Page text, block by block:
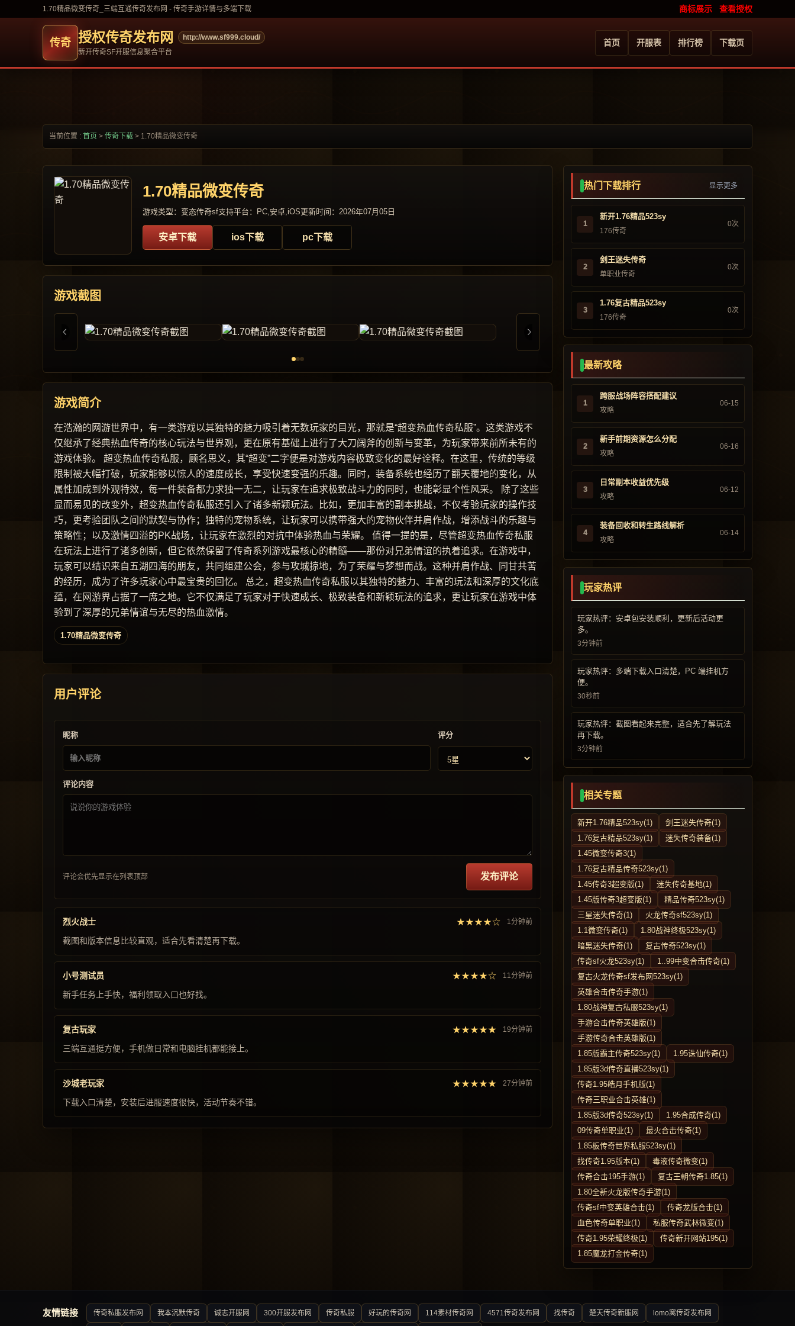
1.70精品微变传奇_三端互通传奇发布网 - 传奇手游详情与多端下载 商标展示 查看授权
授权传奇发布网
http://www.sf999.cloud/
新开传奇SF开服信息聚合平台
首页 开服表 排行榜 下载页
当前位置 : 首页 > 传奇下载 > 1.70精品微变传奇
1.70精品微变传奇
游戏类型：变态传奇sf支持平台：PC,安卓,iOS更新时间：2026年07月05日
安卓下载 ios下载 pc下载
游戏截图
游戏简介
在浩瀚的网游世界中，有一类游戏以其独特的魅力吸引着无数玩家的目光，那就是“超变热血传奇私服”。这类游戏不
仅继承了经典热血传奇的核心玩法与世界观，更在原有基础上进行了大刀阔斧的创新与变革，为玩家带来前所未有的
游戏体验。 超变热血传奇私服，顾名思义，其“超变”二字便是对游戏内容极致变化的最好诠释。在这里，传统的等级
限制被大幅打破，玩家能够以惊人的速度成长，享受快速变强的乐趣。同时，装备系统也经历了翻天覆地的变化，从
属性加成到外观特效，每一件装备都力求独一无二，让玩家在追求极致战斗力的同时，也能彰显个性风采。 除了这些
显而易见的改变外，超变热血传奇私服还引入了诸多新颖玩法。比如，更加丰富的副本挑战，不仅考验玩家的操作技
巧，更考验团队之间的默契与协作；独特的宠物系统，让玩家可以携带强大的宠物伙伴并肩作战，增添战斗的乐趣与
策略性；以及激情四溢的PK战场，让玩家在激烈的对抗中体验热血与荣耀。 值得一提的是，尽管超变热血传奇私服
在玩法上进行了诸多创新，但它依然保留了传奇系列游戏最核心的精髓——那份对兄弟情谊的执着追求。在游戏中，
玩家可以结识来自五湖四海的朋友，共同组建公会，参与攻城掠地，为了荣耀与梦想而战。这种并肩作战、同甘共苦
的经历，成为了许多玩家心中最宝贵的回忆。 总之，超变热血传奇私服以其独特的魅力、丰富的玩法和深厚的文化底
蕴，在网游界占据了一席之地。它不仅满足了玩家对于快速成长、极致装备和新颖玩法的追求，更让玩家在游戏中体
验到了深厚的兄弟情谊与无尽的热血激情。
1.70精品微变传奇
用户评论
昵称 评分
评论内容
评论会优先显示在列表顶部 发布评论
烈火战士 ★★★★☆ 1分钟前
截图和版本信息比较直观，适合先看清楚再下载。
小号测试员 ★★★★☆ 11分钟前
新手任务上手快，福利领取入口也好找。
复古玩家 ★★★★★ 19分钟前
三端互通挺方便，手机做日常和电脑挂机都能接上。
沙城老玩家 ★★★★★ 27分钟前
下载入口清楚，安装后进服速度很快，活动节奏不错。
热门下载排行 显示更多
1
新开1.76精品523sy
176传奇
0次
2
剑王迷失传奇
单职业传奇
0次
3
1.76复古精品523sy
176传奇
0次
最新攻略
1
跨服战场阵容搭配建议
攻略
06-15
2
新手前期资源怎么分配
攻略
06-16
3
日常副本收益优先级
攻略
06-12
4
装备回收和转生路线解析
攻略
06-14
玩家热评
玩家热评：安卓包安装顺利，更新后活动更
多。
3分钟前
玩家热评：多端下载入口清楚，PC 端挂机方
便。
30秒前
玩家热评：截图看起来完整，适合先了解玩法
再下载。
3分钟前
相关专题
新开1.76精品523sy(1)
剑王迷失传奇(1)
1.76复古精品523sy(1)
迷失传奇装备(1)
1.45微变传奇3(1)
1.76复古精品传奇523sy(1)
1.45传奇3超变版(1)
迷失传奇基地(1)
1.45版传奇3超变版(1)
精品传奇523sy(1)
三星迷失传奇(1)
火龙传奇sf523sy(1)
1.1微变传奇(1)
1.80战神终极523sy(1)
暗黑迷失传奇(1)
复古传奇523sy(1)
传奇sf火龙523sy(1)
1..99中变合击传奇(1)
复古火龙传奇sf发布网523sy(1)
英雄合击传奇手游(1)
1.80战神复古私服523sy(1)
手游合击传奇英雄版(1)
手游传奇合击英雄版(1)
1.85版霸主传奇523sy(1)
1.95诛仙传奇(1)
1.85版3d传奇直播523sy(1)
传奇1.95皓月手机版(1)
传奇三职业合击英雄(1)
1.85版3d传奇523sy(1)
1.95合成传奇(1)
09传奇单职业(1)
最火合击传奇(1)
1.85板传奇世界私服523sy(1)
找传奇1.95版本(1)
毒液传奇微变(1)
传奇合击195手游(1)
复古王朝传奇1.85(1)
1.80全新火龙版传奇手游(1)
传奇sf中变英雄合击(1)
传奇龙版合击(1)
血色传奇单职业(1)
私服传奇武林微变(1)
传奇1.95荣耀终极(1)
传奇新开网站195(1)
1.85魔龙打金传奇(1)
友情链接 传奇私服发布网 我本沉默传奇 诚志开服网 300开服发布网 传奇私服 好玩的传奇网 114素材传奇网 4571传奇发布网 找传奇 楚天传奇新服网 lomo窝传奇发布网